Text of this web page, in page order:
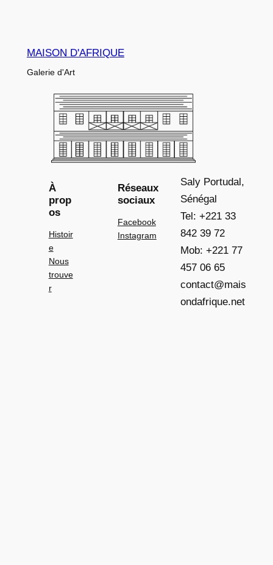
MAISON D'AFRIQUE
Galerie d'Art
À
prop
os
Histoir
e
Nous
trouve
r
Réseaux
sociaux
Facebook
Instagram
Saly Portudal,
Sénégal
Tel: +221 33
842 39 72
Mob: +221 77
457 06 65
contact@mais
ondafrique.net